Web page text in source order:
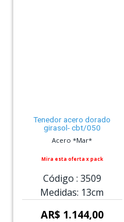
Tenedor acero dorado
girasol- cbt/050
Acero *Mar*
Mira esta oferta x pack
Código : 3509
Medidas: 13cm
AR$ 1.144,00